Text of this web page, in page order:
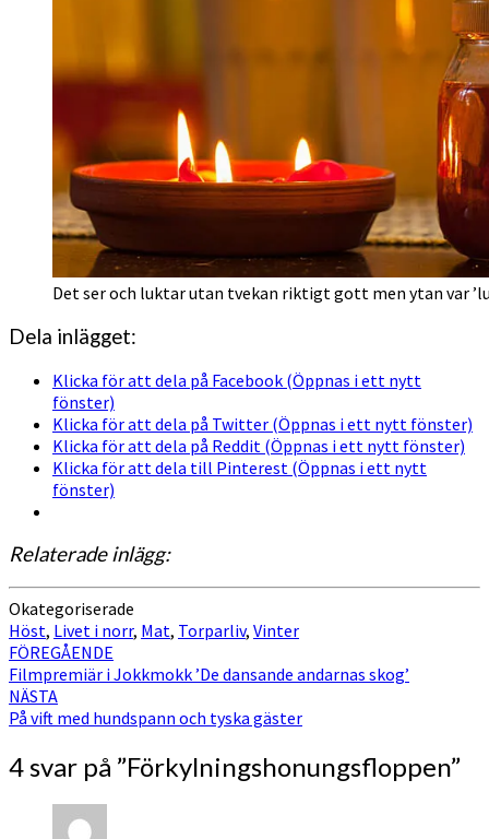
Det ser och luktar utan tvekan riktigt gott men ytan var
Dela inlägget:
Klicka för att dela på Facebook (Öppnas i ett nytt
fönster)
Klicka för att dela på Twitter (Öppnas i ett nytt fönster)
Klicka för att dela på Reddit (Öppnas i ett nytt fönster)
Klicka för att dela till Pinterest (Öppnas i ett nytt
fönster)
Relaterade inlägg:
Okategoriserade
Höst, Livet i norr, Mat, Torparliv, Vinter
Inläggsnavigering
FÖREGÅENDE
Filmpremiär i Jokkmokk ’De dansande andarnas skog’
NÄSTA
På vift med hundspann och tyska gäster
4 svar på ”Förkylningshonungsfloppen”